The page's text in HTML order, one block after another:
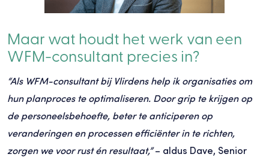
Maar wat houdt het werk van een
WFM-consultant precies in?
“Als WFM-consultant bij Vlirdens help ik organisaties om
hun planproces te optimaliseren. Door grip te krijgen op
de personeelsbehoefte, beter te anticiperen op
veranderingen en processen efficiënter in te richten,
zorgen we voor rust én resultaat,”– aldus Dave, Senior